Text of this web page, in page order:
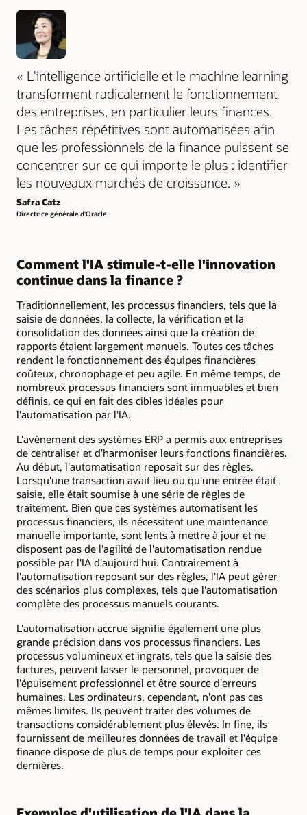
« L'intelligence artificielle et le machine learning
transforment radicalement le fonctionnement
des entreprises, en particulier leurs finances.
Les tâches répétitives sont automatisées afin
que les professionnels de la finance puissent se
concentrer sur ce qui importe le plus : identifier
les nouveaux marchés de croissance. »
Safra Catz
Directrice générale d'Oracle
Comment l'IA stimule-t-elle l'innovation
continue dans la finance ?
Traditionnellement, les processus financiers, tels que la
saisie de données, la collecte, la vérification et la
consolidation des données ainsi que la création de
rapports étaient largement manuels. Toutes ces tâches
rendent le fonctionnement des équipes financières
coûteux, chronophage et peu agile. En même temps, de
nombreux processus financiers sont immuables et bien
définis, ce qui en fait des cibles idéales pour
l'automatisation par l'IA.
L'avènement des systèmes ERP a permis aux entreprises
de centraliser et d'harmoniser leurs fonctions financières.
Au début, l'automatisation reposait sur des règles.
Lorsqu'une transaction avait lieu ou qu'une entrée était
saisie, elle était soumise à une série de règles de
traitement. Bien que ces systèmes automatisent les
processus financiers, ils nécessitent une maintenance
manuelle importante, sont lents à mettre à jour et ne
disposent pas de l'agilité de l'automatisation rendue
possible par l'IA d'aujourd'hui. Contrairement à
l'automatisation reposant sur des règles, l'IA peut gérer
des scénarios plus complexes, tels que l'automatisation
complète des processus manuels courants.
L'automatisation accrue signifie également une plus
grande précision dans vos processus financiers. Les
processus volumineux et ingrats, tels que la saisie des
factures, peuvent lasser le personnel, provoquer de
l'épuisement professionnel et être source d'erreurs
humaines. Les ordinateurs, cependant, n'ont pas ces
mêmes limites. Ils peuvent traiter des volumes de
transactions considérablement plus élevés. In fine, ils
fournissent de meilleures données de travail et l'équipe
finance dispose de plus de temps pour exploiter ces
dernières.